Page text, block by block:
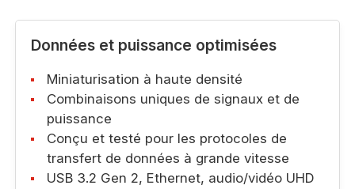
Données et puissance optimisées
Miniaturisation à haute densité
Combinaisons uniques de signaux et de
puissance
Conçu et testé pour les protocoles de
transfert de données à grande vitesse
USB 3.2 Gen 2, Ethernet, audio/vidéo UHD